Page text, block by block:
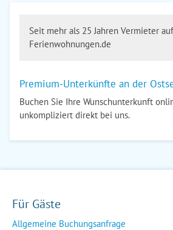
Seit mehr als 25 Jahren Vermieter
Ferienwohnungen.de
Premium-Unterkünfte an der
Buchen Sie Ihre Wunschunterkunft
unkompliziert direkt bei uns.
Für Gäste
Allgemeine Buchungsanfrage